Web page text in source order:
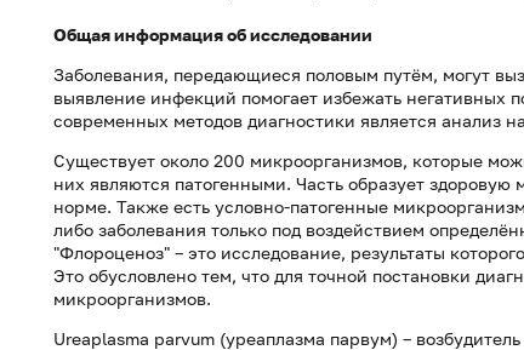
Общая информация об исследовании
Заболевания, передающиеся половым путём, могут
выявление инфекций помогает избежать негативных
современных методов диагностики является анализ
Существует около 200 микроорганизмов, которые
них являются патогенными. Часть образует
норме. Также есть условно-патогенные
либо заболевания только под воздействием
"Флороценоз" – это исследование, результаты
Это обусловлено тем, что для точной постановки
микроорганизмов.
Ureaplasma parvum (уреаплазма парвум) –